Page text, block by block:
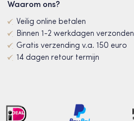
Waarom ons?
Veilig online betalen
Binnen 1-2 werkdagen verzonden
Gratis verzending v.a. 150 euro
14 dagen retour termijn